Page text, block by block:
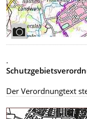
.
Der Verordnungtext